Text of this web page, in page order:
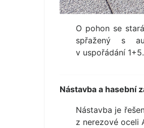
O pohon se
spřažený s
v uspořádání 1+5.
Nástavba a hasební
Nástavba je
z nerezové oceli